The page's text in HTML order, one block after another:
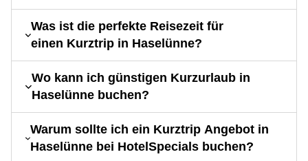
Was ist die perfekte Reisezeit für
einen Kurztrip in Haselünne?
Wo kann ich günstigen Kurzurlaub in
Haselünne buchen?
Warum sollte ich ein Kurztrip Angebot in
Haselünne bei HotelSpecials buchen?